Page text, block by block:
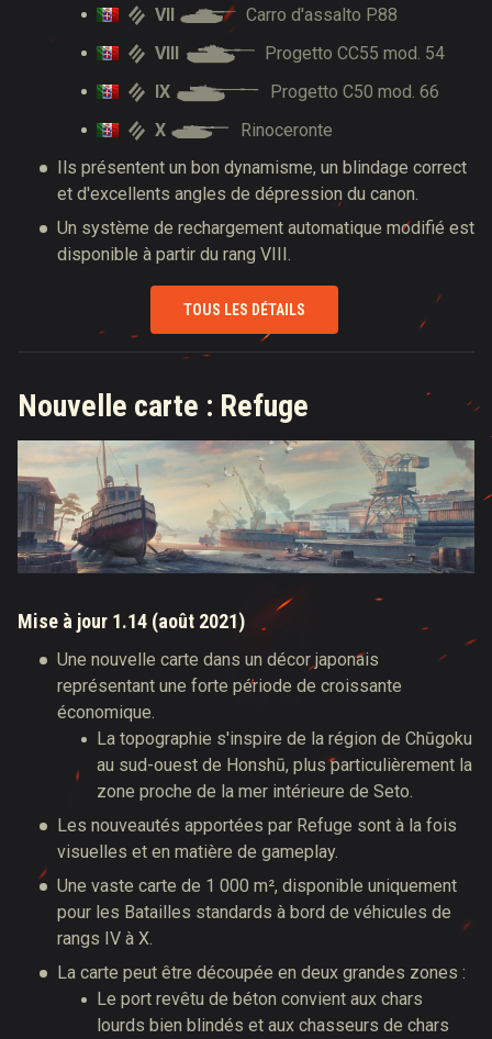
VII
Carro d'assalto P.88
VIII
Progetto CC55 mod. 54
IX
Progetto C50 mod. 66
X
Rinoceronte
Ils présentent un bon dynamisme, un blindage correct
et d'excellents angles de dépression du canon.
Un système de rechargement automatique modifié est
disponible à partir du rang VIII.
TOUS LES DÉTAILS
Nouvelle carte : Refuge
Mise à jour 1.14 (août 2021)
Une nouvelle carte dans un décor japonais
représentant une forte période de croissante
économique.
La topographie s'inspire de la région de Chūgoku
au sud-ouest de Honshū, plus particulièrement la
zone proche de la mer intérieure de Seto.
Les nouveautés apportées par Refuge sont à la fois
visuelles et en matière de gameplay.
Une vaste carte de 1 000 m², disponible uniquement
pour les Batailles standards à bord de véhicules de
rangs IV à X.
La carte peut être découpée en deux grandes zones :
Le port revêtu de béton convient aux chars
lourds bien blindés et aux chasseurs de chars